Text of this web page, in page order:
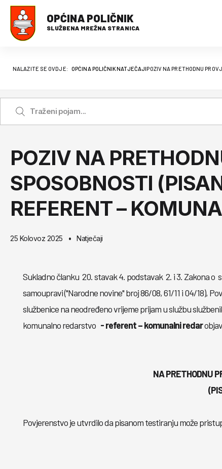
OPĆINA POLIČNIK
SLUŽBENA MREŽNA STRANICA
NALAZITE SE OVDJE: OPĆINA POLIČNIKNATJEČAJIPOZIV NA PRETHODNU
POZIV NA
SPOSOBNOSTI
REFERENT –
25 Kolovoz 2025 Natječaji
Sukladno članku 20. stavak 4. podstavak 2. i 3. Zakona o
samoupravi ("Narodne novine" broj 86/08, 61/11 i 04/18),
službenice na neodređeno vrijeme prijam u službu
komunalno redarstvo - referent – komunalni redar
NA PRETHODNU
Povjerenstvo je utvrdilo da pisanom testiranju može